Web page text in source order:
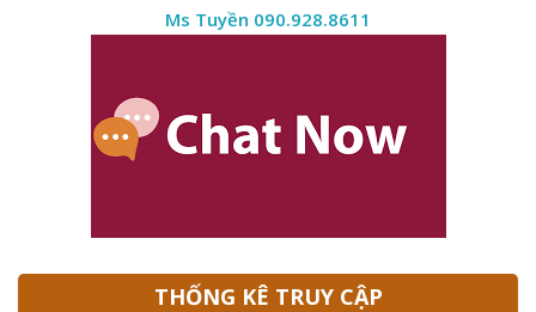
Ms Tuyền 090.928.8611
THỐNG KÊ TRUY CẬP